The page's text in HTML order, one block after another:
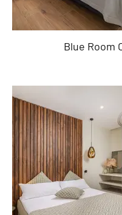
Blue Room